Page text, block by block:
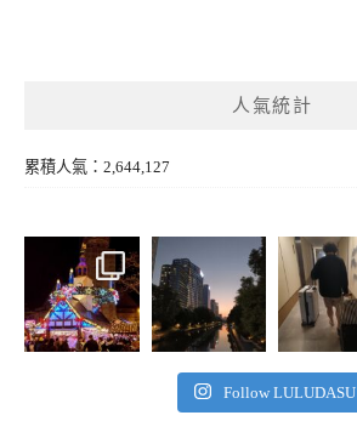
人氣統計
累積人氣：2,644,127
Follow LULUDASU